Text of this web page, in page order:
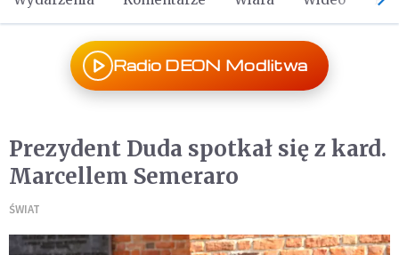
Radio DEON Modlitwa
Prezydent Duda spotkał się z kard.
Marcellem Semeraro
ŚWIAT